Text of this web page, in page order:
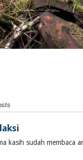
kasih sudah membaca